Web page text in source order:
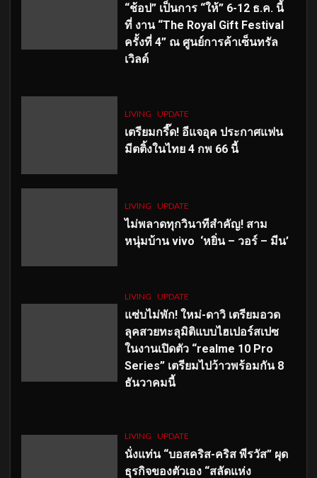
“ช้อป” เป็นการ “ให้” 6-12 ธ.ค. นี้
ที่ งาน “The Royal Gift Festival
ครั้งที่ 4” ณ ศูนย์การค้าเซ็นทรัล
เวิลด์
LIVING UPDATE
เตรียมกรี๊ด! อีแจอุค ประกาศแฟน
มีตติ้งในไทย 4 กพ 66 นี้
LIVING UPDATE
ไม่พลาดทุกวินาทีสำคัญ! สาม
หนุ่มบ้าน vivo ‘หยิ่น – วอร์ – มีน’
LIVING UPDATE
แซ่บไม่พัก! ใหม่-ดาวิ เตรียมอวด
ลุคสวยทะลุมิติแบบไฮเปอร์สเปซ
ในงานเปิดตัว “realme 10 Pro
Series” เตรียมไปว้าวพร้อมกัน 8
ธันวาคมนี้
LIVING UPDATE
นั่งแท่น “บอสคริส-คริส พีรวัส” ผุด
ธุรกิจของตัวเอง “สลัดแห่ง